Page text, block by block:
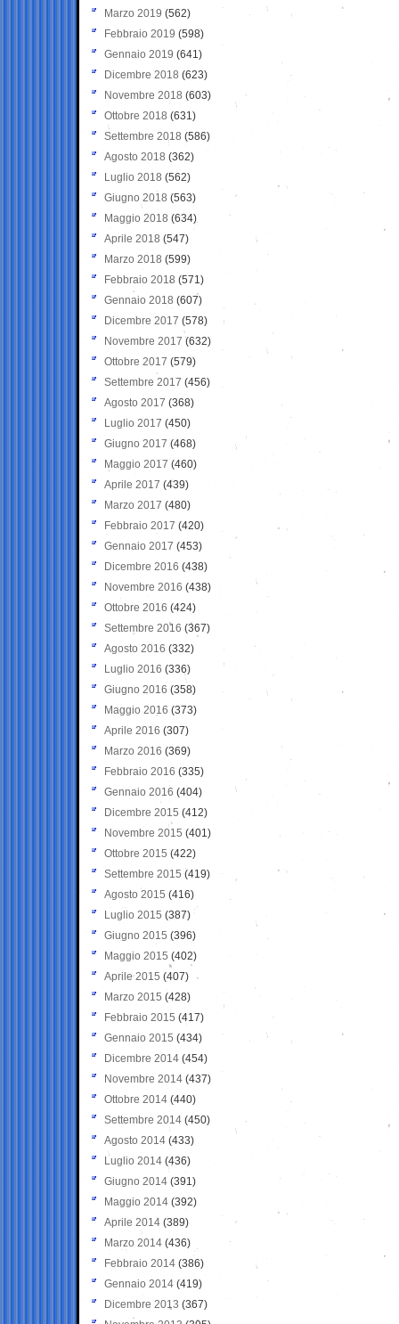
Marzo 2019 (562)
Febbraio 2019 (598)
Gennaio 2019 (641)
Dicembre 2018 (623)
Novembre 2018 (603)
Ottobre 2018 (631)
Settembre 2018 (586)
Agosto 2018 (362)
Luglio 2018 (562)
Giugno 2018 (563)
Maggio 2018 (634)
Aprile 2018 (547)
Marzo 2018 (599)
Febbraio 2018 (571)
Gennaio 2018 (607)
Dicembre 2017 (578)
Novembre 2017 (632)
Ottobre 2017 (579)
Settembre 2017 (456)
Agosto 2017 (368)
Luglio 2017 (450)
Giugno 2017 (468)
Maggio 2017 (460)
Aprile 2017 (439)
Marzo 2017 (480)
Febbraio 2017 (420)
Gennaio 2017 (453)
Dicembre 2016 (438)
Novembre 2016 (438)
Ottobre 2016 (424)
Settembre 2016 (367)
Agosto 2016 (332)
Luglio 2016 (336)
Giugno 2016 (358)
Maggio 2016 (373)
Aprile 2016 (307)
Marzo 2016 (369)
Febbraio 2016 (335)
Gennaio 2016 (404)
Dicembre 2015 (412)
Novembre 2015 (401)
Ottobre 2015 (422)
Settembre 2015 (419)
Agosto 2015 (416)
Luglio 2015 (387)
Giugno 2015 (396)
Maggio 2015 (402)
Aprile 2015 (407)
Marzo 2015 (428)
Febbraio 2015 (417)
Gennaio 2015 (434)
Dicembre 2014 (454)
Novembre 2014 (437)
Ottobre 2014 (440)
Settembre 2014 (450)
Agosto 2014 (433)
Luglio 2014 (436)
Giugno 2014 (391)
Maggio 2014 (392)
Aprile 2014 (389)
Marzo 2014 (436)
Febbraio 2014 (386)
Gennaio 2014 (419)
Dicembre 2013 (367)